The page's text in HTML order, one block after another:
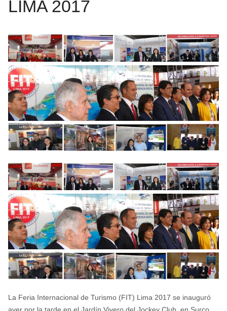
LIMA 2017
La Feria Internacional de Turismo (FIT) Lima 2017 se inauguró